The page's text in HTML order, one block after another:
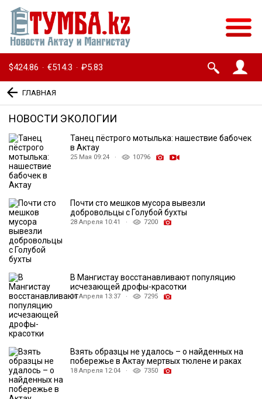
$424.86 · €514.3 · ₽5.83
ГЛАВНАЯ
НОВОСТИ ЭКОЛОГИИ
Танец пёстрого мотылька: нашествие бабочек
в Актау
25 Мая 09:24 · 10796
Почти сто мешков мусора вывезли
добровольцы с Голубой бухты
28 Апреля 10:41 · 7200
В Мангистау восстанавливают популяцию
исчезающей дрофы-красотки
26 Апреля 13:37 · 7295
Взять образцы не удалось – о найденных на
побережье в Актау мертвых тюлене и раках
18 Апреля 12:04 · 7350